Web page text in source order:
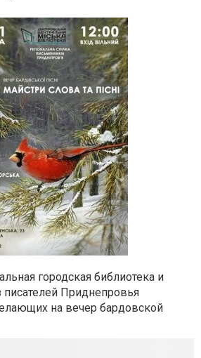
городская библиотека и
Приднепровья
на вечер бардовской